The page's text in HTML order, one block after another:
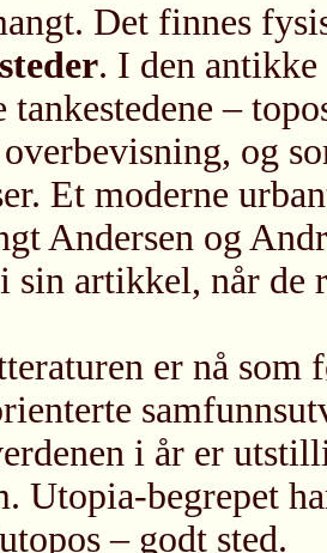
Det finnes
. I den
tankestedene –
og
Et moderne
Andersen og
artikkel, når de
er nå som
i år er
Utopia-begrepet
– godt sted.